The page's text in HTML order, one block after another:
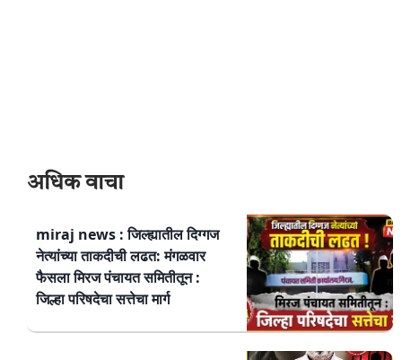
अधिक वाचा
miraj news : जिल्ह्यातील दिग्गज
नेत्यांच्या ताकदीची लढत: मंगळवार
फैसला मिरज पंचायत समितीतून :
जिल्हा परिषदेचा सत्तेचा मार्ग